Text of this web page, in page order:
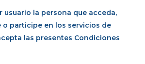
usuario la persona que acceda,
o participe en los servicios de
las presentes Condiciones